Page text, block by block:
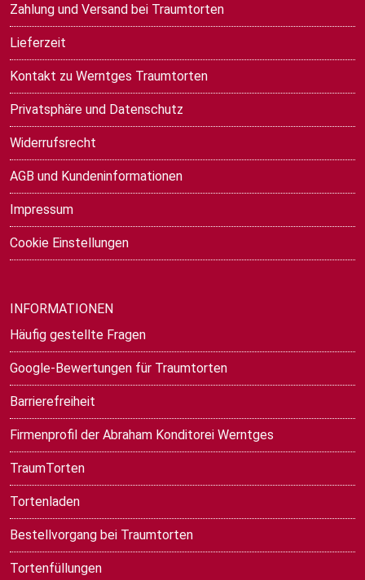
Zahlung und Versand bei Traumtorten
Lieferzeit
Kontakt zu Werntges Traumtorten
Privatsphäre und Datenschutz
Widerrufsrecht
AGB und Kundeninformationen
Impressum
Cookie Einstellungen
INFORMATIONEN
Häufig gestellte Fragen
Google-Bewertungen für Traumtorten
Barrierefreiheit
Firmenprofil der Abraham Konditorei Werntges
TraumTorten
Tortenladen
Bestellvorgang bei Traumtorten
Tortenfüllungen